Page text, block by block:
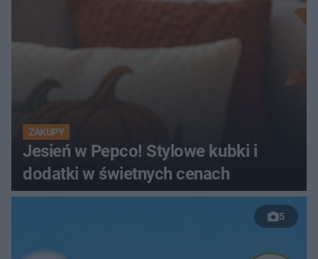
ZAKUPY
Jesień w Pepco! Stylowe kubki i
dodatki w świetnych cenach
5